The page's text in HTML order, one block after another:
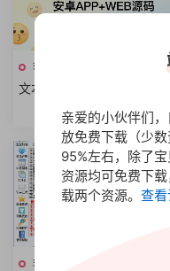
软件推荐
文本表情在线转换源码文字
网上评论软件工具+安卓
软件推荐
亲爱的小伙伴们
放免费下载（少
95%左右，除了
资源均可免费下
载两个资源。 查